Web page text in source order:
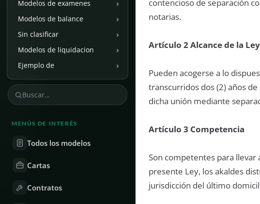
Modelos de examenes ›
Modelos de balance ›
Sin clasificar ›
Modelos de liquidacion ›
Ejemplo de ›
MENÚS DE INTERÉS
Todos los modelos
Cartas
Contratos
contencioso de separación
notarias.
Artículo 2 Alcance de la Ley
Pueden acogerse a lo
transcurridos dos (2) años
dicha unión mediante
Artículo 3 Competencia
Son competentes para
presente Ley, los akaldes
jurisdicción del último